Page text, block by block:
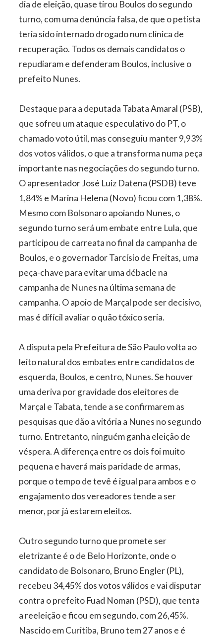
dia de eleição, quase tirou Boulos do segundo
turno, com uma denúncia falsa, de que o petista
teria sido internado drogado num clínica de
recuperação. Todos os demais candidatos o
repudiaram e defenderam Boulos, inclusive o
prefeito Nunes.
Destaque para a deputada Tabata Amaral (PSB),
que sofreu um ataque especulativo do PT, o
chamado voto útil, mas conseguiu manter 9,93%
dos votos válidos, o que a transforma numa peça
importante nas negociações do segundo turno.
O apresentador José Luiz Datena (PSDB) teve
1,84% e Marina Helena (Novo) ficou com 1,38%.
Mesmo com Bolsonaro apoiando Nunes, o
segundo turno será um embate entre Lula, que
participou de carreata no final da campanha de
Boulos, e o governador Tarcísio de Freitas, uma
peça-chave para evitar uma débacle na
campanha de Nunes na última semana de
campanha. O apoio de Marçal pode ser decisivo,
mas é difícil avaliar o quão tóxico seria.
A disputa pela Prefeitura de São Paulo volta ao
leito natural dos embates entre candidatos de
esquerda, Boulos, e centro, Nunes. Se houver
uma deriva por gravidade dos eleitores de
Marçal e Tabata, tende a se confirmarem as
pesquisas que dão a vitória a Nunes no segundo
turno. Entretanto, ninguém ganha eleição de
véspera. A diferença entre os dois foi muito
pequena e haverá mais paridade de armas,
porque o tempo de tevê é igual para ambos e o
engajamento dos vereadores tende a ser
menor, por já estarem eleitos.
Outro segundo turno que promete ser
eletrizante é o de Belo Horizonte, onde o
candidato de Bolsonaro, Bruno Engler (PL),
recebeu 34,45% dos votos válidos e vai disputar
contra o prefeito Fuad Noman (PSD), que tenta
a reeleição e ficou em segundo, com 26,45%.
Nascido em Curitiba, Bruno tem 27 anos e é